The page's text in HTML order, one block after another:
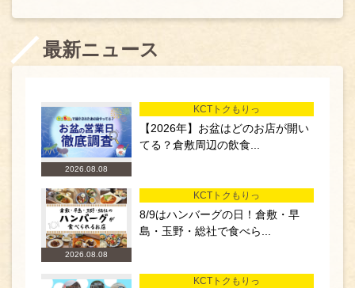
最新ニュース
2026.08.08
KCTトクもりっ
【2026年】お盆はどのお店が開い
てる？倉敷周辺の飲食...
2026.08.08
KCTトクもりっ
8/9はハンバーグの日！倉敷・早
島・玉野・総社で食べら...
KCTトクもりっ